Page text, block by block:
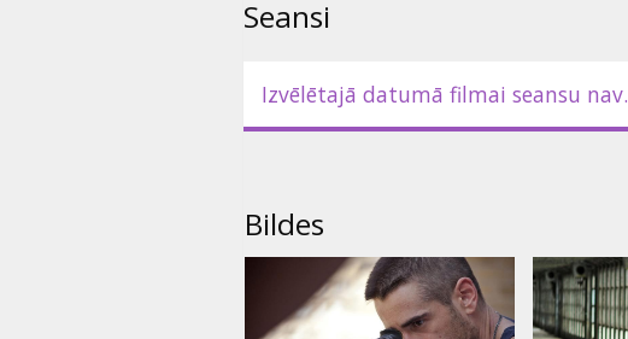
Seansi
Izvēlētajā datumā filmai seansu nav.
Bildes